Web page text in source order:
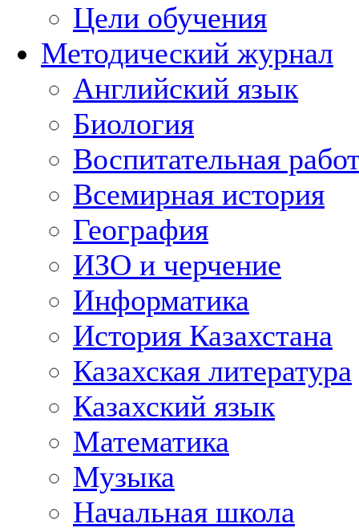
Цели обучения
Методический журнал
Английский язык
Биология
Воспитательная
Всемирная история
География
ИЗО и черчение
Информатика
История Казахстана
Казахская литература
Казахский язык
Математика
Музыка
Начальная школа